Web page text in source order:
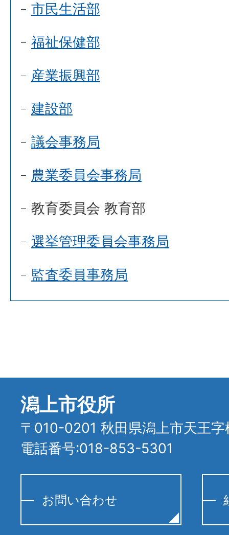
市民生活部
福祉保健部
産業振興部
建設部
議会事務局
農業委員会事務局
教育委員会 教育部
選挙管理委員会事務局
監査委員事務局
潟上市役所
〒010-0201 秋田県潟上市天王
電話番号:018-853-5301
お問い合わせ